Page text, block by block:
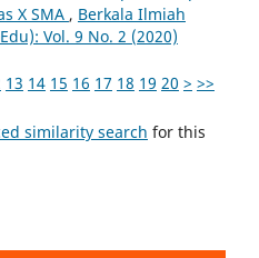
X SMA , Berkala Ilmiah
Vol. 9 No. 2 (2020)
13 14 15 16 17 18 19 20 > >>
similarity search for this